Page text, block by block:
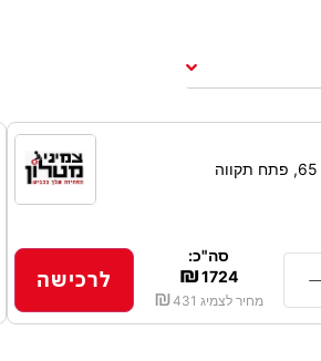
סה"כ:
₪1724
מחיר לצמיג ₪431
לרכישה